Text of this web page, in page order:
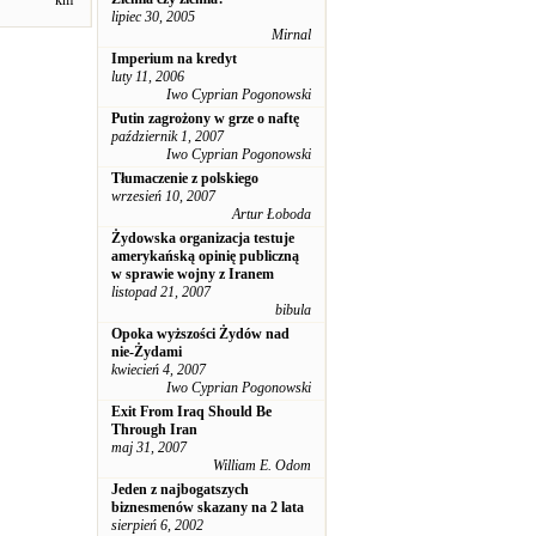
lipiec 30, 2005
Mirnal
Imperium na kredyt
luty 11, 2006
Iwo Cyprian Pogonowski
Putin zagrożony w grze o naftę
październik 1, 2007
Iwo Cyprian Pogonowski
Tłumaczenie z polskiego
wrzesień 10, 2007
Artur Łoboda
Żydowska organizacja testuje
amerykańską opinię publiczną
w sprawie wojny z Iranem
listopad 21, 2007
bibula
Opoka wyższości Żydów nad
nie-Żydami
kwiecień 4, 2007
Iwo Cyprian Pogonowski
Exit From Iraq Should Be
Through Iran
maj 31, 2007
William E. Odom
Jeden z najbogatszych
biznesmenów skazany na 2 lata
sierpień 6, 2002